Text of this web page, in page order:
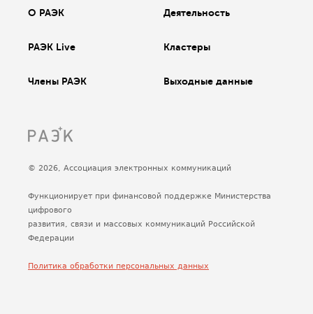
О РАЭК Деятельность
РАЭК Live Кластеры
Члены РАЭК Выходные данные
© 2026, Ассоциация электронных коммуникаций
Функционирует при финансовой поддержке Министерства
цифрового
развития, связи и массовых коммуникаций Российской
Федерации
Политика обработки персональных данных